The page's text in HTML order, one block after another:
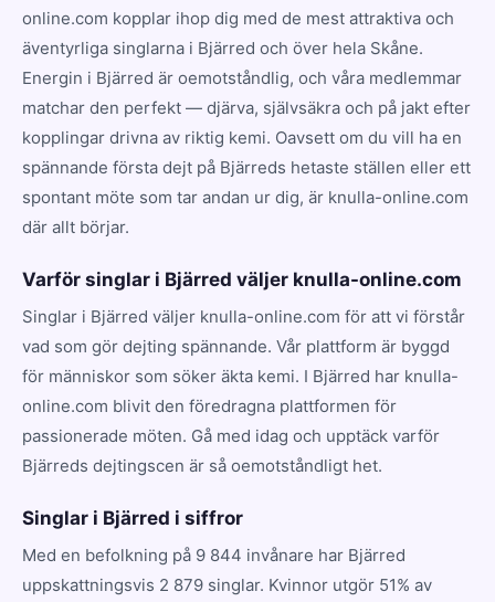
online.com kopplar ihop dig med de mest attraktiva och
äventyrliga singlarna i Bjärred och över hela Skåne.
Energin i Bjärred är oemotståndlig, och våra medlemmar
matchar den perfekt — djärva, självsäkra och på jakt efter
kopplingar drivna av riktig kemi. Oavsett om du vill ha en
spännande första dejt på Bjärreds hetaste ställen eller ett
spontant möte som tar andan ur dig, är knulla-online.com
där allt börjar.
Varför singlar i Bjärred väljer knulla-online.com
Singlar i Bjärred väljer knulla-online.com för att vi förstår
vad som gör dejting spännande. Vår plattform är byggd
för människor som söker äkta kemi. I Bjärred har knulla-
online.com blivit den föredragna plattformen för
passionerade möten. Gå med idag och upptäck varför
Bjärreds dejtingscen är så oemotståndligt het.
Singlar i Bjärred i siffror
Med en befolkning på 9 844 invånare har Bjärred
uppskattningsvis 2 879 singlar. Kvinnor utgör 51% av